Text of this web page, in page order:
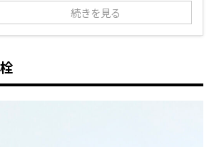
続きを見る